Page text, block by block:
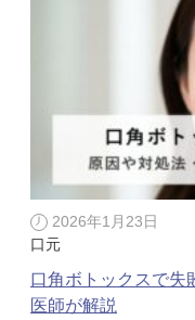
ポテンツァ（
メソガン（MPガン）
PRP皮膚再生（多血
スキンバイブ（ジュ
プルリアル デンシフ
IPL光治療（Forma α）
2026年1月23日
口元
口角ボトックスで失
医師が解説